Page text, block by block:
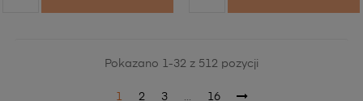
Pokazano 1-32 z 512 pozycji
1 2 3 … 16